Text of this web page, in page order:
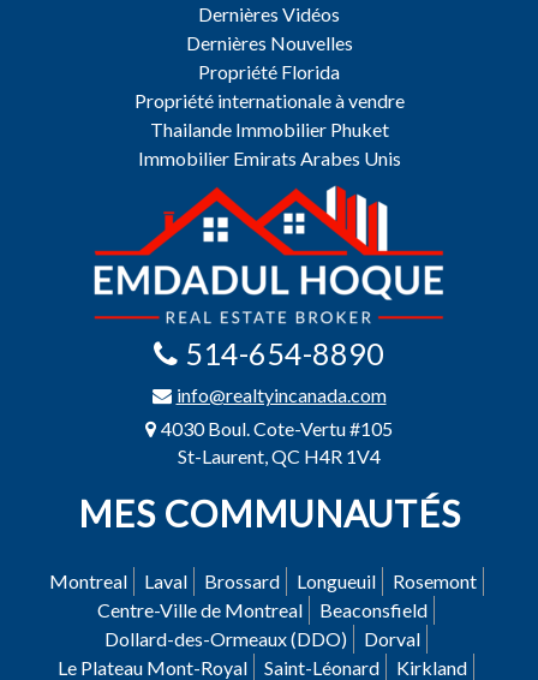
Dernières Vidéos
Dernières Nouvelles
Propriété Florida
Propriété internationale à vendre
Thailande Immobilier Phuket
Immobilier Emirats Arabes Unis
514-654-8890
info@realtyincanada.com
4030 Boul. Cote-Vertu #105
St-Laurent, QC H4R 1V4
MES COMMUNAUTÉS
Montreal Laval Brossard Longueuil
Rosemont
Centre-Ville de Montreal
Beaconsfield
Dollard-des-Ormeaux (DDO)
Dorval
Le Plateau Mont-Royal
Saint-Léonard
Kirkland